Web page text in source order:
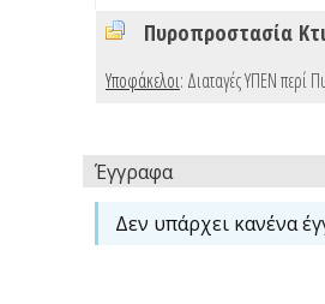
Πυροπροστασία
Υποφάκελοι: Διαταγές ΥΠΕΝ περί
Έγγραφα
Δεν υπάρχει κανένα